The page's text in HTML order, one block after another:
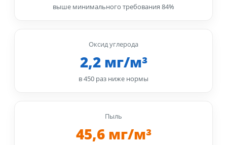
выше минимального требования 84%
Оксид углерода
2,2 мг/м³
в 450 раз ниже нормы
Пыль
45,6 мг/м³